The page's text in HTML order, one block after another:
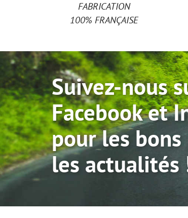
FABRICATION
100% FRANÇAISE
Suivez-nous
Facebook et
pour les
les actualités